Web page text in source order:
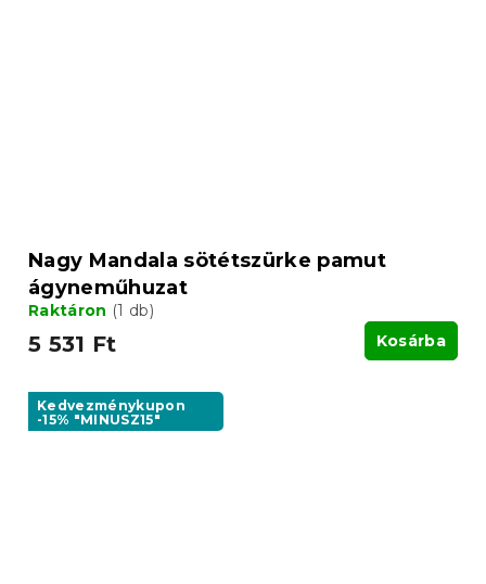
Nagy Mandala sötétszürke pamut
ágyneműhuzat
Raktáron (1 db)
5 531 Ft Kosárba
Kedvezménykupon
-15% "MINUSZ15"